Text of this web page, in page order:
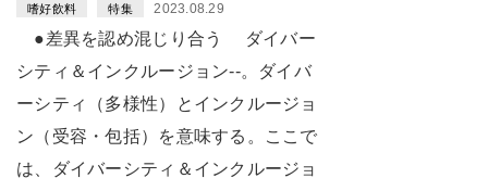
嗜好飲料 特集 2023.08.29
●差異を認め混じり合う ダイバー
シティ＆インクルージョン--。ダイバ
ーシティ（多様性）とインクルージョ
ン（受容・包括）を意味する。ここで
は、ダイバーシティ＆インクルージョ